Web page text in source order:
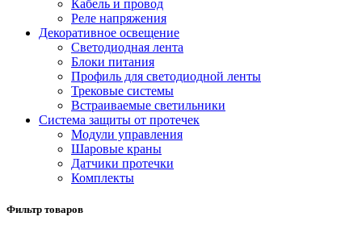
Кабель и провод
Реле напряжения
Декоративное освещение
Светодиодная лента
Блоки питания
Профиль для светодиодной ленты
Трековые системы
Встраиваемые светильники
Cистема защиты от протечек
Модули управления
Шаровые краны
Датчики протечки
Комплекты
Фильтр товаров